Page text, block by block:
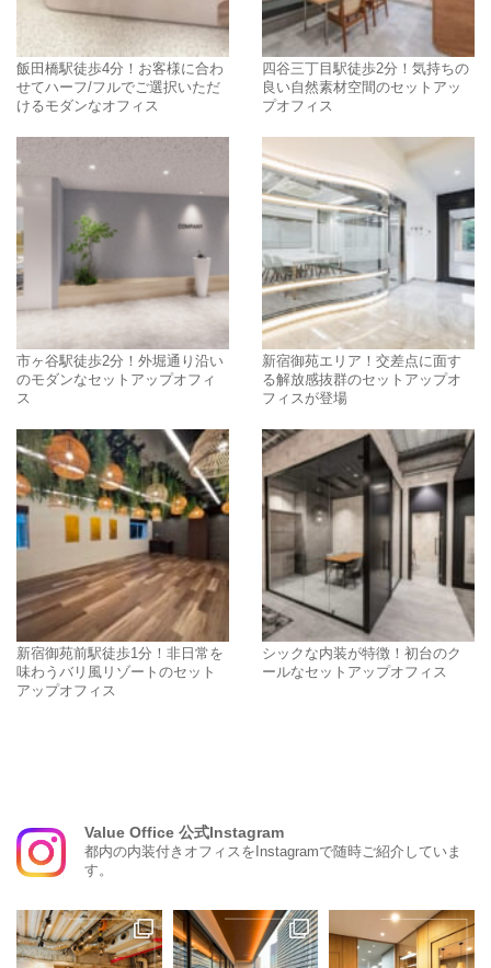
飯田橋駅徒歩4分！お客様に合わ
せてハーフ/フルでご選択いただ
けるモダンなオフィス
四谷三丁目駅徒歩2分！気持ちの
良い自然素材空間のセットアッ
プオフィス
市ヶ谷駅徒歩2分！外堀通り沿い
のモダンなセットアップオフィ
ス
新宿御苑エリア！交差点に面す
る解放感抜群のセットアップオ
フィスが登場
新宿御苑前駅徒歩1分！非日常を
味わうバリ風リゾートのセット
アップオフィス
シックな内装が特徴！初台のク
ールなセットアップオフィス
Value Office 公式Instagram
都内の内装付きオフィスをInstagramで随時ご紹介していま
す。